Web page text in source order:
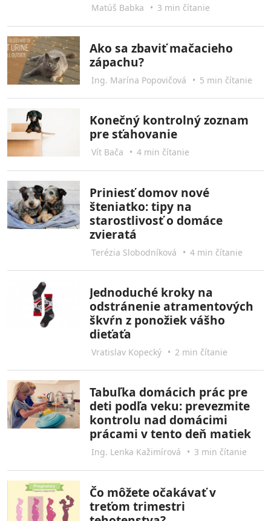
Matúš Babka • 3 min čítanie
Ako sa zbaviť mačacieho
zápachu?
Ing. Marína Popovičová • 5 min čítanie
Konečný kontrolný zoznam
pre sťahovanie
Vít Bača • 4 min čítanie
Priniesť domov nové
šteniatko: tipy na
starostlivosť o domáce
zvieratá
Terézia Slobodníková • 4 min čítanie
Jednoduché kroky na
odstránenie atramentových
škvŕn z ponožiek vášho
dieťaťa
Vratislav Kopecký • 2 min čítanie
Tabuľka domácich prác pre
deti podľa veku: prevezmite
kontrolu nad domácimi
prácami v tento deň matiek
Ing. Lenka Kažimírová • 3 min čítanie
Čo môžete očakávať v
treťom trimestri